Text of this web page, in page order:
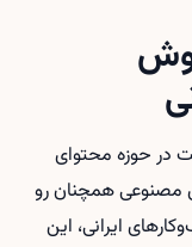
در حوزه محتوای
مصنوعی همچنان رو
ایرانی، این